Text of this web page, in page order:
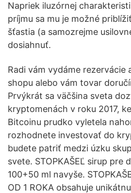
Napriek iluzórnej
príjmu sa mu je možné
šťastia (a samozrejme
dosiahnuť.
Radi vám vydáme rezervácie
shopu alebo vám tovar
Prvýkrát sa väčšina sveta
kryptomenách v roku 2017,
Bitcoinu prudko vyletela
rozhodnete investovať do
budete patriť medzi úzku
svete. STOPKAŠEĽ sirup pre
100+50 ml navyše.
OD 1 ROKA obsahuje